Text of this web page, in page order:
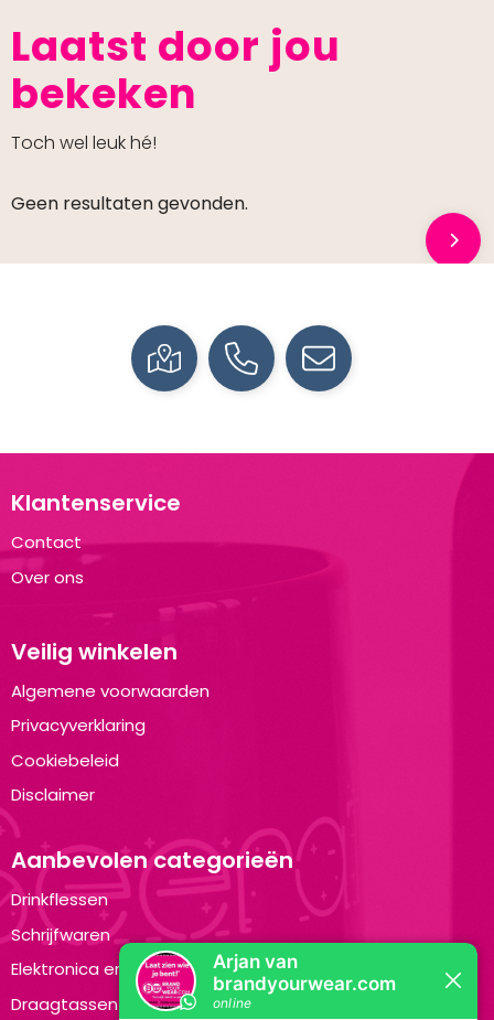
Laatst door jou
bekeken
Toch wel leuk hé!
Geen resultaten gevonden.
Klantenservice
Contact
Over ons
Veilig winkelen
Algemene voorwaarden
Privacyverklaring
Cookiebeleid
Disclaimer
Aanbevolen categorieën
Drinkflessen
Schrijfwaren
Elektronica en Gadgets
Draagtassen